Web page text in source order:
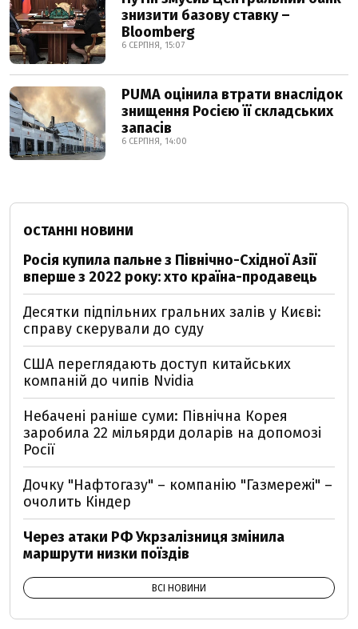
знизити базову ставку –
Bloomberg
6 СЕРПНЯ, 15:07
PUMA оцінила втрати внаслідок
знищення Росією її складських
запасів
6 СЕРПНЯ, 14:00
ОСТАННІ НОВИНИ
Росія купила пальне з Північно-Східної Азії
вперше з 2022 року: хто країна-продавець
Десятки підпільних гральних залів у Києві:
справу скерували до суду
США переглядають доступ китайських
компаній до чипів Nvidia
Небачені раніше суми: Північна Корея
заробила 22 мільярди доларів на допомозі
Росії
Дочку "Нафтогазу" – компанію "Газмережі" –
очолить Кіндер
Через атаки РФ Укрзалізниця змінила
маршрути низки поїздів
ВСІ НОВИНИ